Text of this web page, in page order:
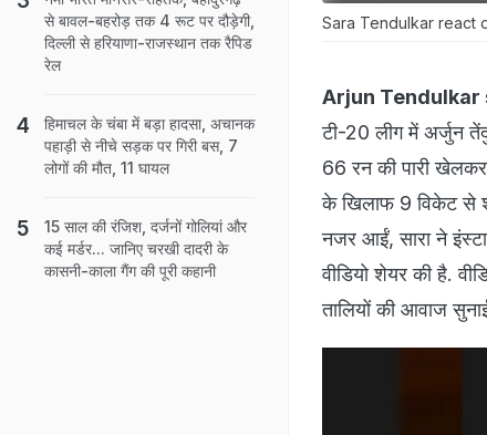
Sara Tendulkar react
Arjun
टी-20 लीग में अर्जुन
66 रन की पारी
के खिलाफ 9 विकेट से
नजर आईं, सारा ने
वीडियो शेयर की है.
तालियों की आवाज
से बावल-बहरोड़ तक 4 रूट पर दौड़ेगी,
दिल्ली से हरियाणा-राजस्थान तक रैपिड
रेल
हिमाचल के चंबा में बड़ा हादसा, अचानक
पहाड़ी से नीचे सड़क पर गिरी बस, 7
लोगों की मौत, 11 घायल
15 साल की रंजिश, दर्जनों गोलियां और
कई मर्डर... जानिए चरखी दादरी के
कासनी-काला गैंग की पूरी कहानी